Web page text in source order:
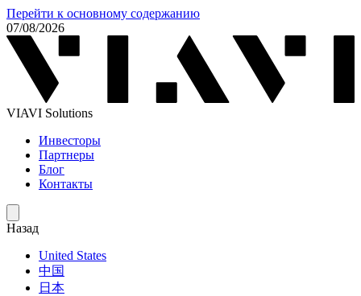
Перейти к основному содержанию
07/08/2026
VIAVI Solutions
Инвесторы
Партнеры
Блог
Контакты
Назад
United States
中国
日本